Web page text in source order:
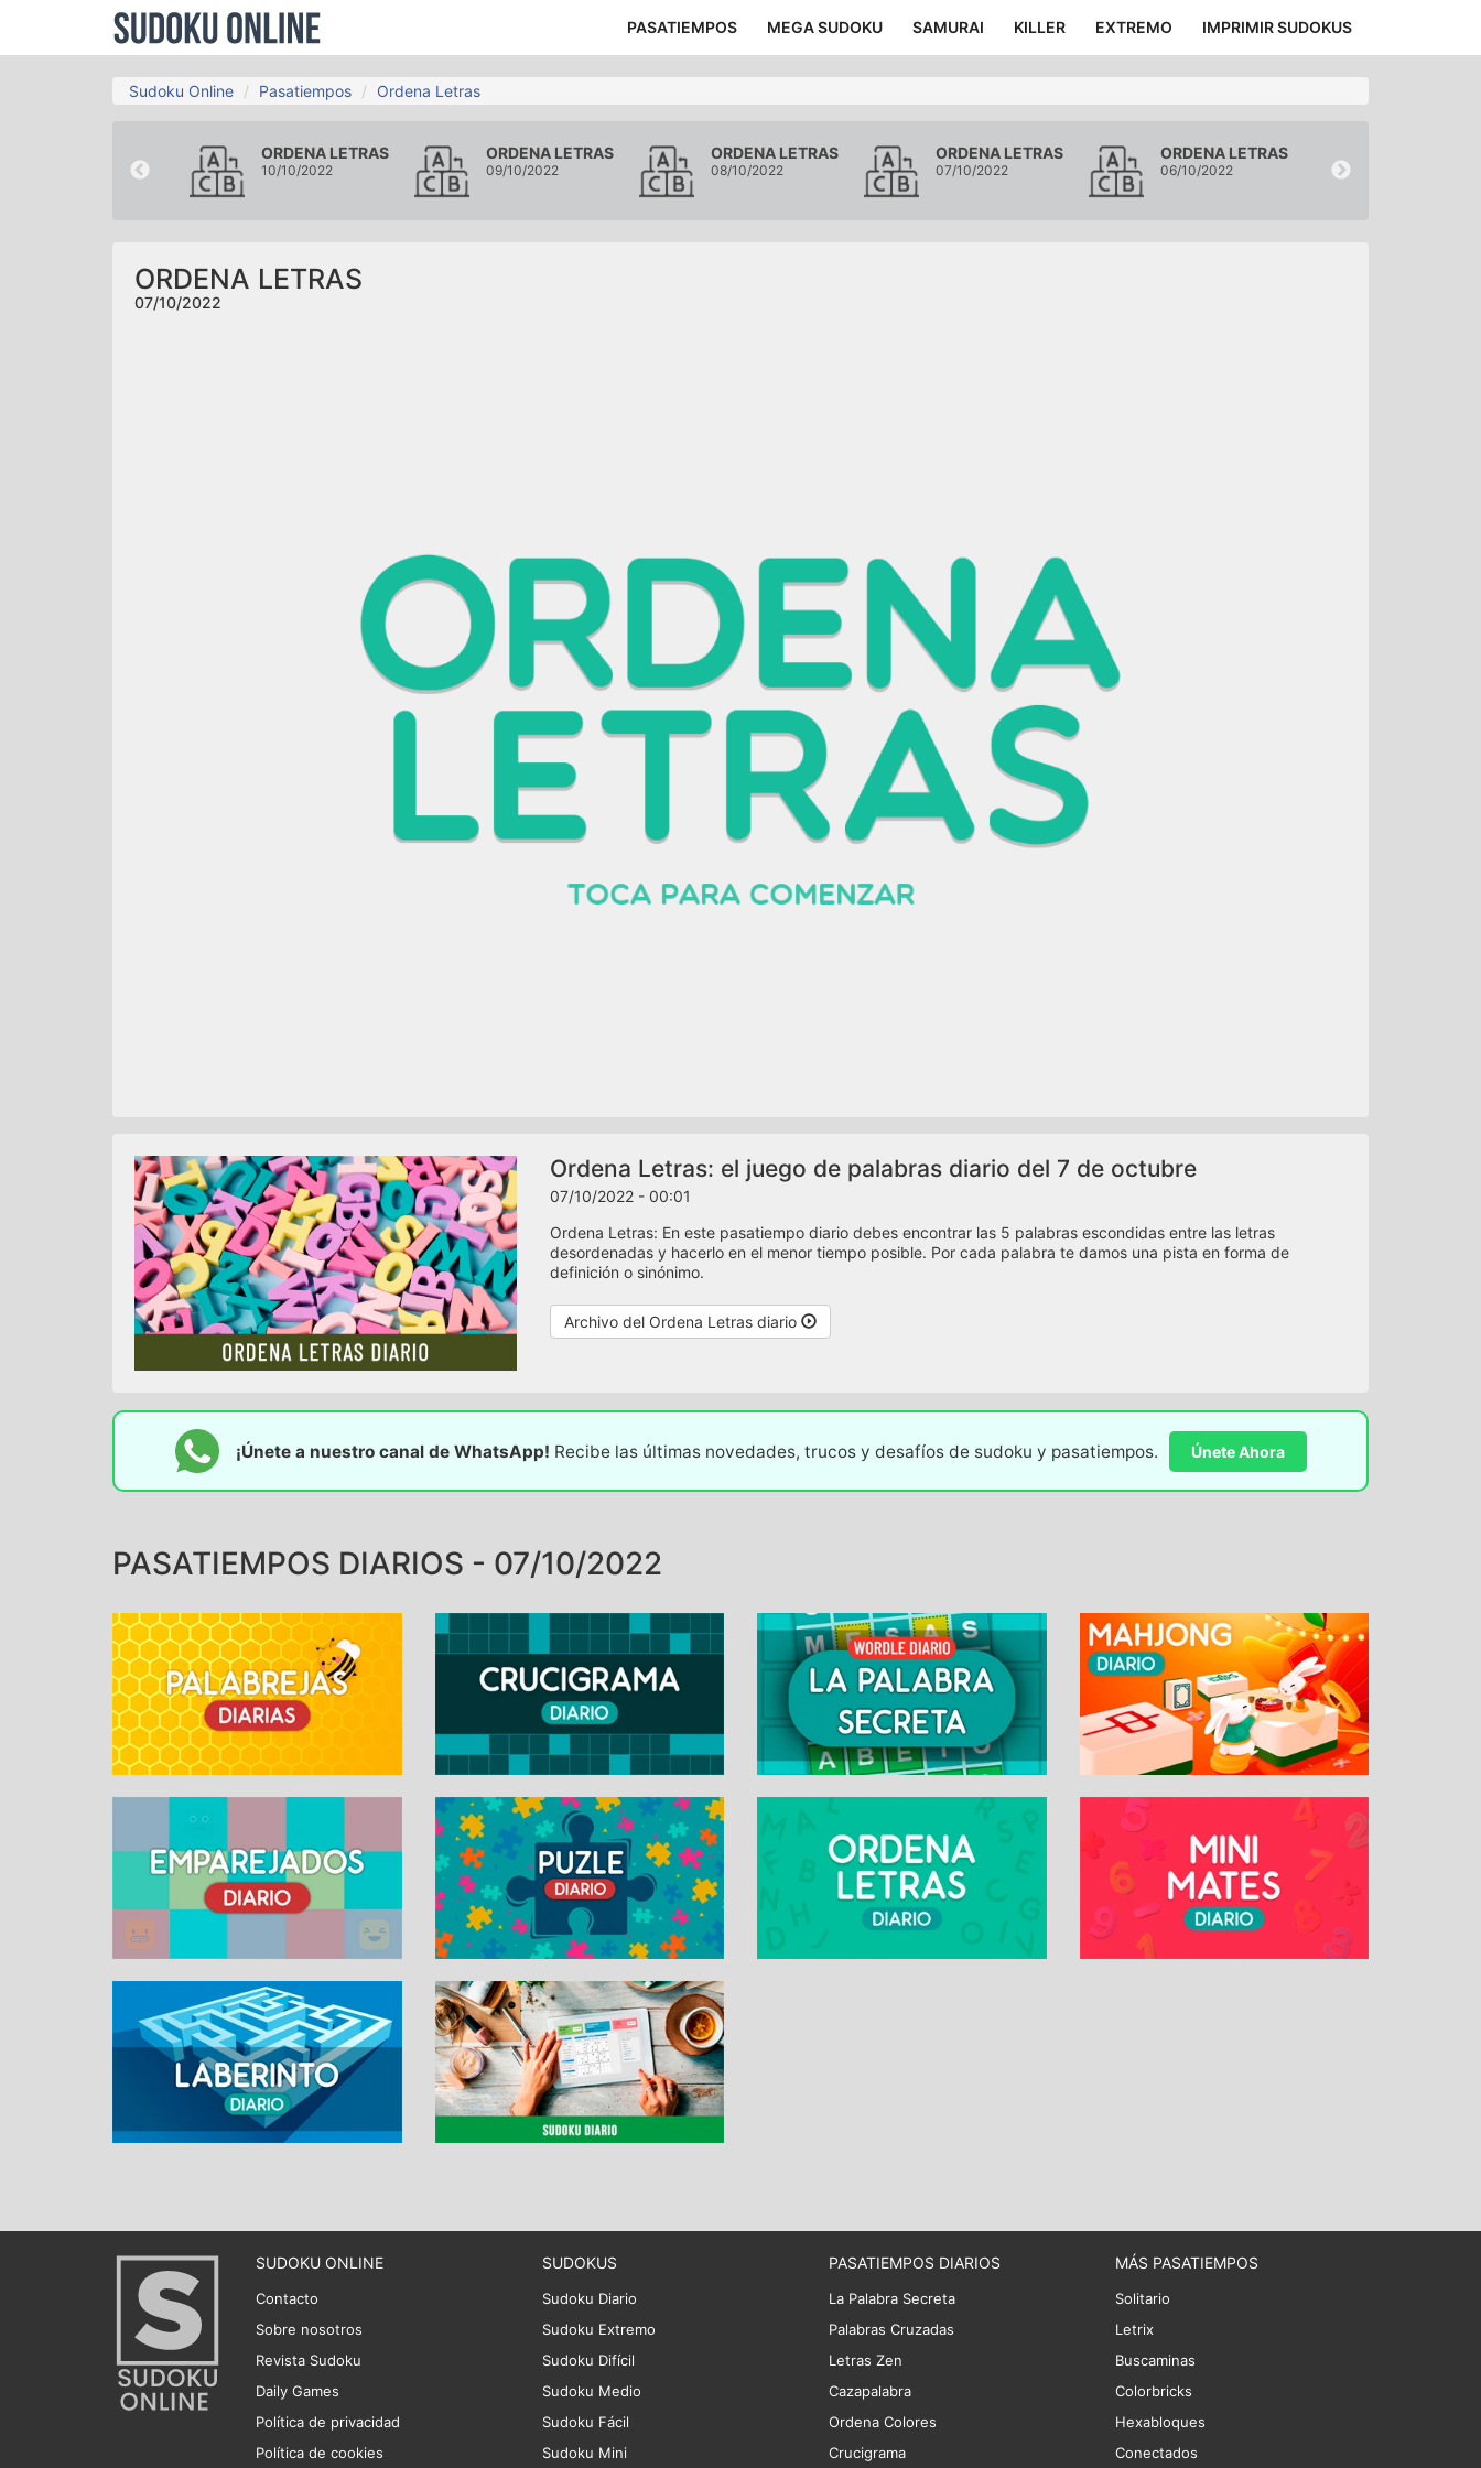
PASATIEMPOS MEGA SUDOKU SAMURAI KILLER EXTREMO IMPRIMIR SUDOKUS
Sudoku Online Pasatiempos Ordena Letras
ORDENA LETRAS
10/10/2022
ORDENA LETRAS
09/10/2022
ORDENA LETRAS
08/10/2022
ORDENA LETRAS
07/10/2022
ORDENA LETRAS
06/10/2022
ORDENA LETRAS
07/10/2022
Ordena Letras: el juego de palabras diario del 7 de octubre
07/10/2022 - 00:01
Ordena Letras: En este pasatiempo diario debes encontrar las 5 palabras escondidas entre las letras
desordenadas y hacerlo en el menor tiempo posible. Por cada palabra te damos una pista en forma de
definición o sinónimo.
Archivo del Ordena Letras diario
¡Únete a nuestro canal de WhatsApp! Recibe las últimas novedades, trucos y desafíos de sudoku y pasatiempos. Únete Ahora
PASATIEMPOS DIARIOS - 07/10/2022
SUDOKU ONLINE
Contacto
Sobre nosotros
Revista Sudoku
Daily Games
Política de privacidad
Política de cookies
SUDOKUS
Sudoku Diario
Sudoku Extremo
Sudoku Difícil
Sudoku Medio
Sudoku Fácil
Sudoku Mini
PASATIEMPOS DIARIOS
La Palabra Secreta
Palabras Cruzadas
Letras Zen
Cazapalabra
Ordena Colores
Crucigrama
MÁS PASATIEMPOS
Solitario
Letrix
Buscaminas
Colorbricks
Hexabloques
Conectados